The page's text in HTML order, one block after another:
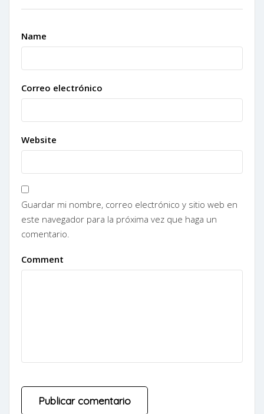
Name
Correo electrónico
Website
Guardar mi nombre, correo electrónico y sitio web en
este navegador para la próxima vez que haga un
comentario.
Comment